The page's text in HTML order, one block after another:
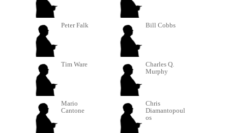
Peter Falk Bill Cobbs
Tim Ware
Charles Q.
Murphy
Mario
Cantone
Chris
Diamantopoul
os